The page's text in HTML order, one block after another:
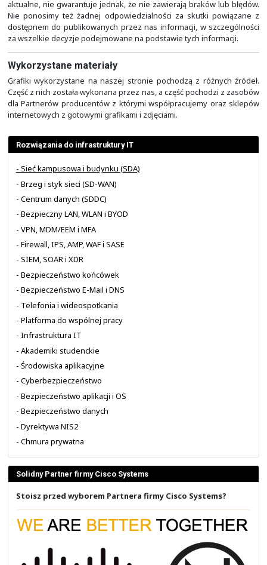
kontroler. Takie podejście upraszcza wprowadzanie
w ramach dużej ilości urządzeń, co przekłada
bezpieczeństwo oraz spójność i porządek w konfiguracji.
Nie każdy ma czas na samodzielne tworzenie i
utrzymywanie własnego systemu zarządzania i
Często wolimyskupić się na własnym biznesie i
nam więcej zrobić. Dlatego warto spojrzeć na to
się, czy znajdziemy na takie rzeczy czas. Bo
o jego dalszy rozwój, aktualizacje oraz integrację ze
specjalistów do obsługi rozwiązania, które ktoś
garażu" naprawdę nie będzie łatwe.
Odpowiedzialność
Wszelkie prezentowane na naszej stronie treści i
wyłącznie charakter poglądowy i nie stanowią oferty
rozumieniu art. 66 § 1 Kodeksu cywilnego oraz
przepisów prawa. Zastrzegamy sobie prawo do
w dowolnym momencie i bez uprzedzenia lub
informowania o takich zmianach. Dokładamy starań,
publikowane na naszej stronie były zgodne ze
aktualne, nie gwarantuje jednak, że nie zawierają
Nie ponosimy też żadnej odpowiedzialności za skutki
dostępnem do publikowanych przez nas informacji, w
za wszelkie decyzje podejmowane na podstawie tych
Wykorzystane materiały
Grafiki wykorzystane na naszej stronie pochodzą z
Część z nich została wykonana przez nas, a część
dla Partnerów producentów z którymi współpracujemy
internetowych z gotowymi grafikami i zdjęciami.
- Sieć kampusowa i budynku (SDA)